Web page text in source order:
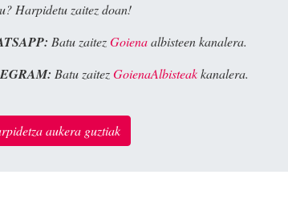
Harpidetu zaitez doan!
Batu zaitezGoienaalbisteen kanalera.
Batu zaitezGoienaAlbisteakkanalera.
aukera guztiak